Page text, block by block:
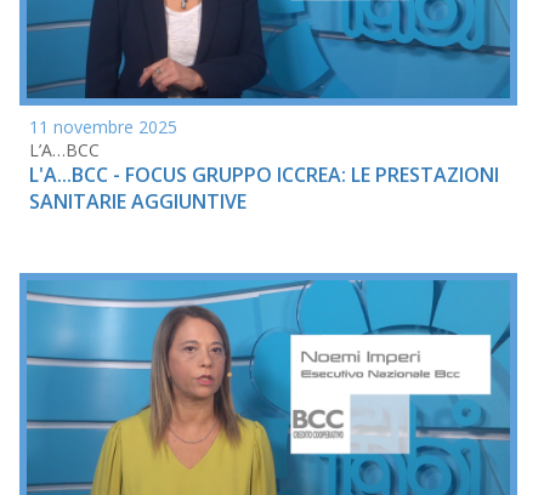
11 novembre 2025
L’A…BCC
L'A...BCC - FOCUS GRUPPO ICCREA: LE PRESTAZIONI
SANITARIE AGGIUNTIVE